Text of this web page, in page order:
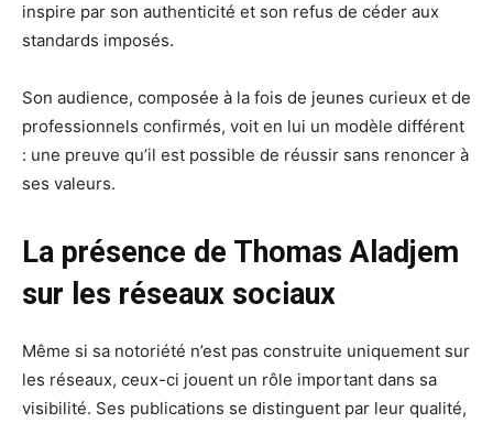
inspire par son authenticité et son refus de céder aux
standards imposés.
Son audience, composée à la fois de jeunes curieux et de
professionnels confirmés, voit en lui un modèle différent
: une preuve qu’il est possible de réussir sans renoncer à
ses valeurs.
La présence de Thomas Aladjem
sur les réseaux sociaux
Même si sa notoriété n’est pas construite uniquement sur
les réseaux, ceux-ci jouent un rôle important dans sa
visibilité. Ses publications se distinguent par leur qualité,